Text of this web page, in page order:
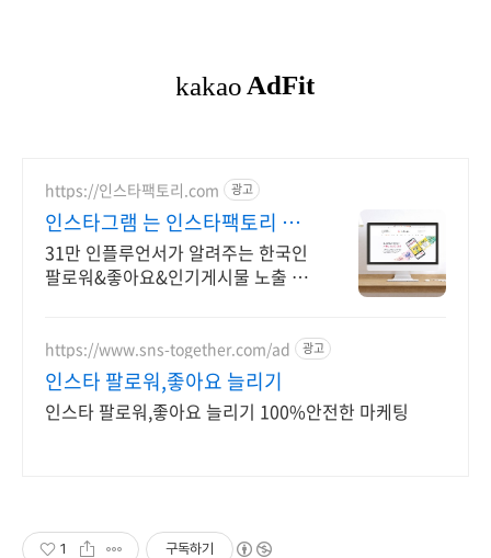
https://인스타팩토리.com 광고
인스타그램 는 인스타팩토리 마
케팅 성공하고 싶다면 클릭
31만 인플루언서가 알려주는 한국인
팔로워&좋아요&인기게시물 노출 관
관리
https://www.sns-together.com/ad 광고
인스타 팔로워,좋아요 늘리기
인스타 팔로워,좋아요 늘리기 100%안전한 마케팅
1 구독하기